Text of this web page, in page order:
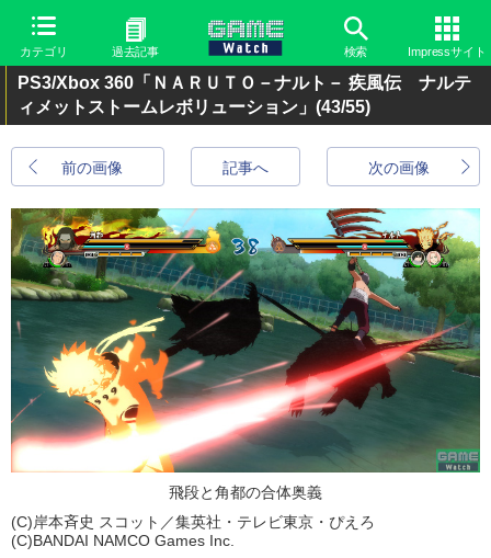
カテゴリ 過去記事 検索 Impressサイト
PS3/Xbox 360「ＮＡＲＵＴＯ－ナルト－ 疾風伝 ナルテ
ィメットストームレボリューション」 (43/55)
前の画像 次の画像
記事へ
飛段と角都の合体奥義
(C)岸本斉史 スコット／集英社・テレビ東京・ぴえろ
(C)BANDAI NAMCO Games Inc.